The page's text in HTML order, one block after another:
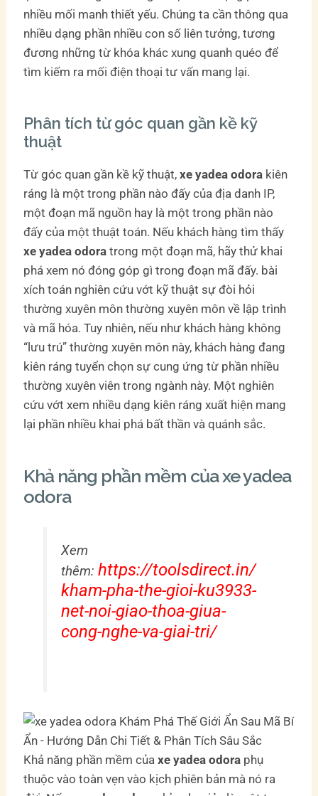
nhiều mối manh thiết yếu. Chúng ta cần thông qua
nhiều dạng phần nhiều con số liên tưởng, tương
đương những từ khóa khác xung quanh quéo để
tìm kiếm ra mối điện thoại tư vấn mang lại.
Phân tích từ góc quan gần kề kỹ
thuật
Từ góc quan gần kề kỹ thuật,xe yadea odora kiên
ráng là một trong phần nào đấy của địa danh IP,
một đoạn mã nguồn hay là một trong phần nào
đấy của một thuật toán. Nếu khách hàng tìm thấy
xe yadea odora trong một đoạn mã, hãy thử khai
phá xem nó đóng góp gì trong đoạn mã đấy. bài
xích toán nghiên cứu vớt kỹ thuật sự đòi hỏi
thường xuyên môn thường xuyên môn về lập trình
và mã hóa. Tuy nhiên, nếu như khách hàng không
“lưu trú” thường xuyên môn này, khách hàng đang
kiên ráng tuyển chọn sự cung ứng từ phần nhiều
thường xuyên viên trong ngành này. Một nghiên
cứu vớt xem nhiều dạng kiên ráng xuất hiện mang
lại phần nhiều khai phá bất thần và quánh sắc.
Khả năng phần mềm của xe yadea
odora
Xem
thêm:https://toolsdirect.in/
kham-pha-the-gioi-ku3933-
net-noi-giao-thoa-giua-
cong-nghe-va-giai-tri/
Khả năng phần mềm củaxe yadea odora phụ
thuộc vào toàn vẹn vào kịch phiên bản mà nó ra